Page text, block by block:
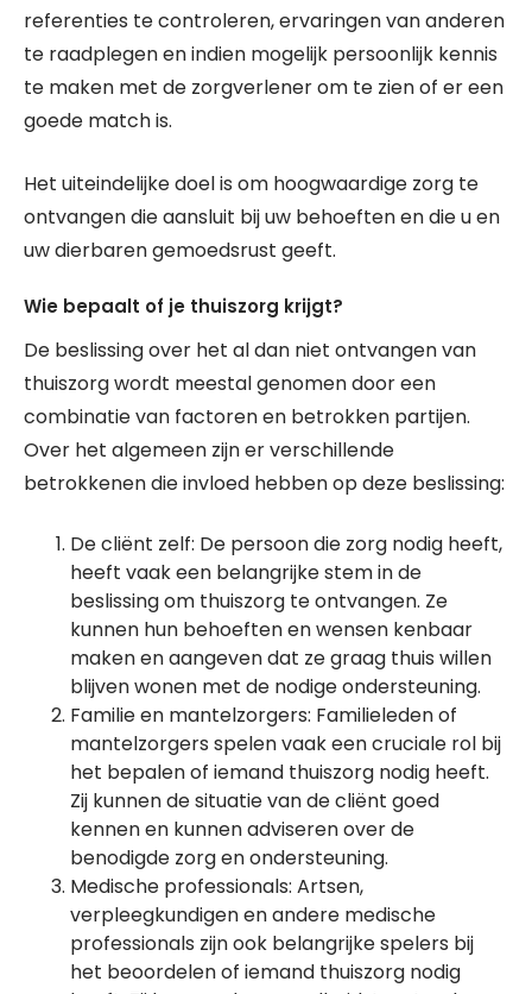
referenties te controleren, ervaringen van anderen
te raadplegen en indien mogelijk persoonlijk kennis
te maken met de zorgverlener om te zien of er een
goede match is.
Het uiteindelijke doel is om hoogwaardige zorg te
ontvangen die aansluit bij uw behoeften en die u en
uw dierbaren gemoedsrust geeft.
Wie bepaalt of je thuiszorg krijgt?
De beslissing over het al dan niet ontvangen van
thuiszorg wordt meestal genomen door een
combinatie van factoren en betrokken partijen.
Over het algemeen zijn er verschillende
betrokkenen die invloed hebben op deze beslissing:
De cliënt zelf: De persoon die zorg nodig heeft,
heeft vaak een belangrijke stem in de
beslissing om thuiszorg te ontvangen. Ze
kunnen hun behoeften en wensen kenbaar
maken en aangeven dat ze graag thuis willen
blijven wonen met de nodige ondersteuning.
Familie en mantelzorgers: Familieleden of
mantelzorgers spelen vaak een cruciale rol bij
het bepalen of iemand thuiszorg nodig heeft.
Zij kunnen de situatie van de cliënt goed
kennen en kunnen adviseren over de
benodigde zorg en ondersteuning.
Medische professionals: Artsen,
verpleegkundigen en andere medische
professionals zijn ook belangrijke spelers bij
het beoordelen of iemand thuiszorg nodig